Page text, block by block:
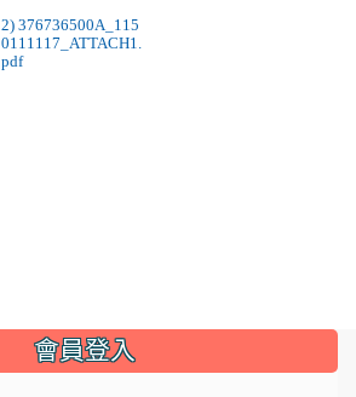
2) 376736500A_115
0111117_ATTACH1.
pdf
會員登入